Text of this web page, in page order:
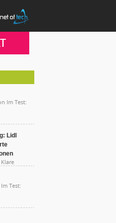
Im Test:
Lidl
Test: